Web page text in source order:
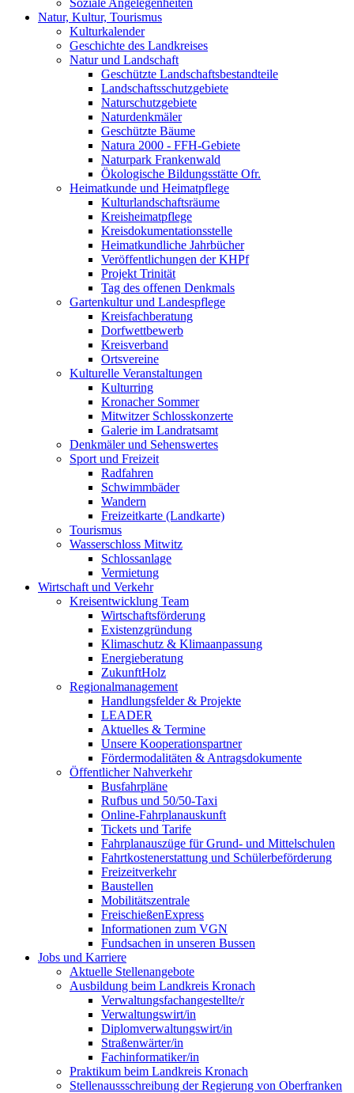
Soziale Angelegenheiten
Natur, Kultur, Tourismus
Kulturkalender
Geschichte des Landkreises
Natur und Landschaft
Geschützte Landschaftsbestandteile
Landschaftsschutzgebiete
Naturschutzgebiete
Naturdenkmäler
Geschützte Bäume
Natura 2000 - FFH-Gebiete
Naturpark Frankenwald
Ökologische Bildungsstätte Ofr.
Heimatkunde und Heimatpflege
Kulturlandschaftsräume
Kreisheimatpflege
Kreisdokumentationsstelle
Heimatkundliche Jahrbücher
Veröffentlichungen der KHPf
Projekt Trinität
Tag des offenen Denkmals
Gartenkultur und Landespflege
Kreisfachberatung
Dorfwettbewerb
Kreisverband
Ortsvereine
Kulturelle Veranstaltungen
Kulturring
Kronacher Sommer
Mitwitzer Schlosskonzerte
Galerie im Landratsamt
Denkmäler und Sehenswertes
Sport und Freizeit
Radfahren
Schwimmbäder
Wandern
Freizeitkarte (Landkarte)
Tourismus
Wasserschloss Mitwitz
Schlossanlage
Vermietung
Wirtschaft und Verkehr
Kreisentwicklung Team
Wirtschaftsförderung
Existenzgründung
Klimaschutz & Klimaanpassung
Energieberatung
ZukunftHolz
Regionalmanagement
Handlungsfelder & Projekte
LEADER
Aktuelles & Termine
Unsere Kooperationspartner
Fördermodalitäten & Antragsdokumente
Öffentlicher Nahverkehr
Busfahrpläne
Rufbus und 50/50-Taxi
Online-Fahrplanauskunft
Tickets und Tarife
Fahrplanauszüge für Grund- und Mittelschulen
Fahrtkostenerstattung und Schülerbeförderung
Freizeitverkehr
Baustellen
Mobilitätszentrale
FreischießenExpress
Informationen zum VGN
Fundsachen in unseren Bussen
Jobs und Karriere
Aktuelle Stellenangebote
Ausbildung beim Landkreis Kronach
Verwaltungsfachangestellte/r
Verwaltungswirt/in
Diplomverwaltungswirt/in
Straßenwärter/in
Fachinformatiker/in
Praktikum beim Landkreis Kronach
Stellenaussschreibung der Regierung von Oberfranken